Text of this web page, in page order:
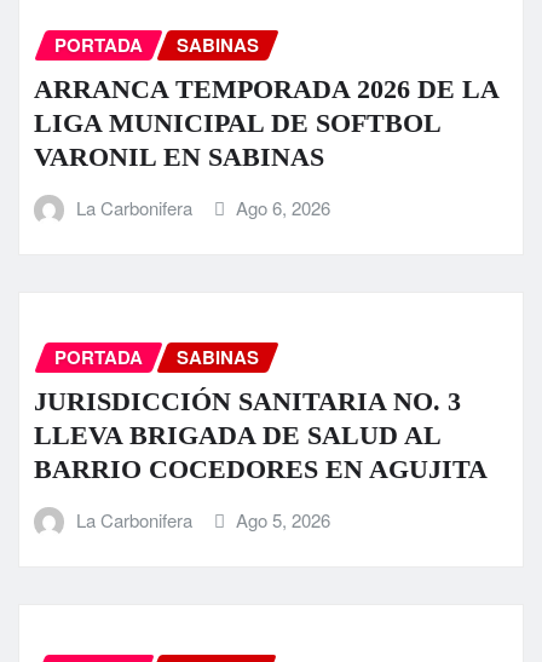
PORTADA SABINAS
ARRANCA TEMPORADA 2026 DE LA
LIGA MUNICIPAL DE SOFTBOL
VARONIL EN SABINAS
La Carbonifera Ago 6, 2026
PORTADA SABINAS
JURISDICCIÓN SANITARIA NO. 3
LLEVA BRIGADA DE SALUD AL
BARRIO COCEDORES EN AGUJITA
La Carbonifera Ago 5, 2026